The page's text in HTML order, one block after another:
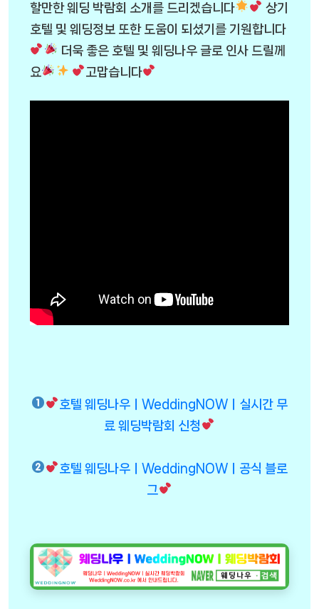
할만한 웨딩 박람회 소개를 드리겠습니다
상기
호텔 및 웨딩정보 또한 도움이 되셨기를 기원합니다
더욱 좋은 호텔 및 웨딩나우 글로 인사 드릴께
요
고맙습니다
호텔 웨딩나우ㅣWeddingNOWㅣ실시간 무
료 웨딩박람회 신청
호텔 웨딩나우ㅣWeddingNOWㅣ공식 블로
그